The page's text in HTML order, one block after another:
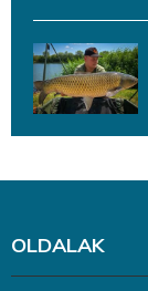
OLDALAK